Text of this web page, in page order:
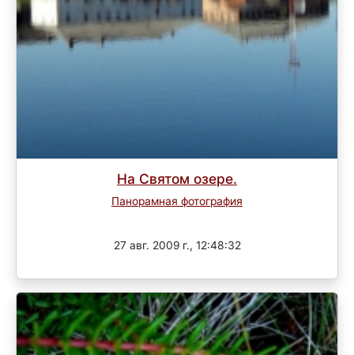
На Святом озере.
Панорамная фотография
27 авг. 2009 г., 12:48:32